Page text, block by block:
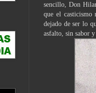
sencillo, Don
que el casticismo
dejado de ser lo
asfalto, sin sabor